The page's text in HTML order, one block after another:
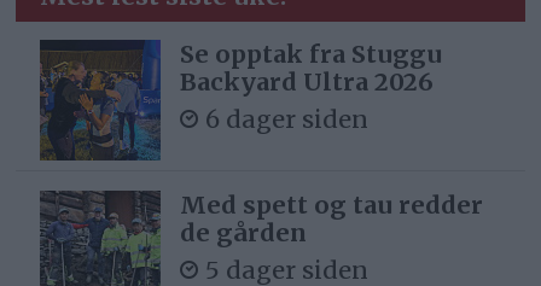
Se opptak fra Stuggu
Backyard Ultra 2026
6 dager siden
Med spett og tau redder
de gården
5 dager siden